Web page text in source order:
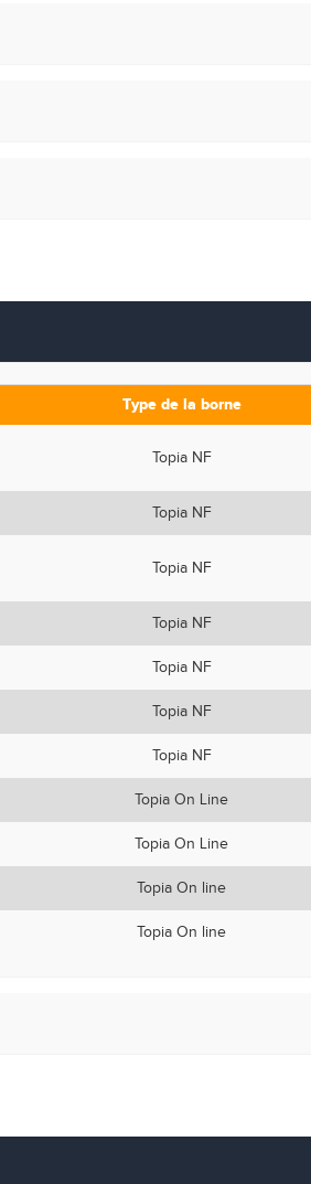
Type de la borne
Topia NF
Topia NF
Topia NF
Topia NF
Topia NF
Topia NF
Topia NF
Topia On Line
Topia On Line
Topia On line
Topia On line